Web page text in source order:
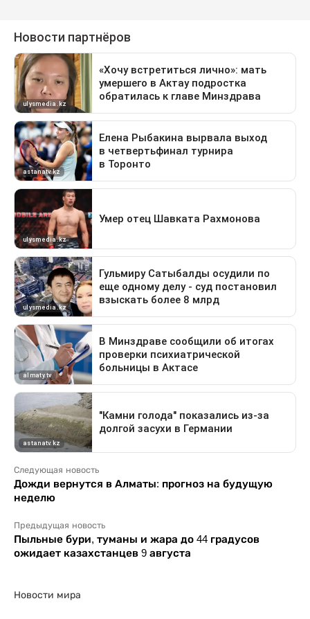
Следующая новость
Дожди вернутся в Алматы: прогноз на будущую
неделю
Предыдущая новость
Пыльные бури, туманы и жара до 44 градусов
ожидает казахстанцев 9 августа
Новости мира